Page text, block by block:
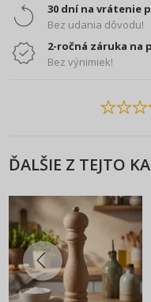
30 dní na vrátenie
Bez udania dôvodu!
2-ročná záruka na
Bez výnimiek!
ĎALŠIE Z TEJTO